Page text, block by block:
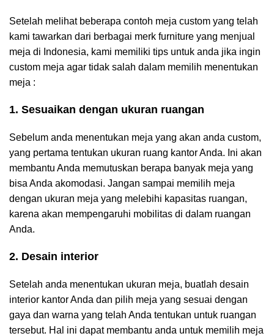
Setelah melihat beberapa contoh meja custom yang telah
kami tawarkan dari berbagai merk furniture yang menjual
meja di Indonesia, kami memiliki tips untuk anda jika ingin
custom meja agar tidak salah dalam memilih menentukan
meja :
1. Sesuaikan dengan ukuran ruangan
Sebelum anda menentukan meja yang akan anda custom,
yang pertama tentukan ukuran ruang kantor Anda. Ini akan
membantu Anda memutuskan berapa banyak meja yang
bisa Anda akomodasi. Jangan sampai memilih meja
dengan ukuran meja yang melebihi kapasitas ruangan,
karena akan mempengaruhi mobilitas di dalam ruangan
Anda.
2. Desain interior
Setelah anda menentukan ukuran meja, buatlah desain
interior kantor Anda dan pilih meja yang sesuai dengan
gaya dan warna yang telah Anda tentukan untuk ruangan
tersebut. Hal ini dapat membantu anda untuk memilih meja